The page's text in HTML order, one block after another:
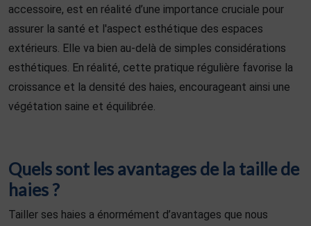
accessoire, est en réalité d’une importance cruciale pour
assurer la santé et l'aspect esthétique des espaces
extérieurs. Elle va bien au-delà de simples considérations
esthétiques. En réalité, cette pratique régulière favorise la
croissance et la densité des haies, encourageant ainsi une
végétation saine et équilibrée.
Quels sont les avantages de la taille de
haies ?
Tailler ses haies a énormément d’avantages que nous